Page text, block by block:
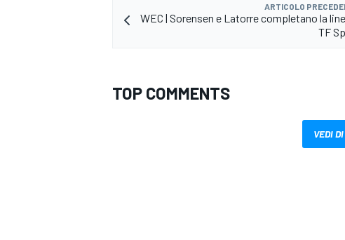
ARTICOLO
WEC | Sorensen e Latorre completano la
TF
TOP COMMENTS
VEDI